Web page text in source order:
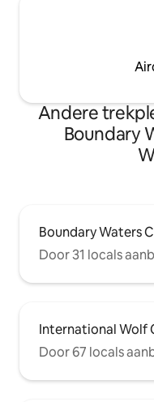
Andere
Boundary
Boundary Waters
Door 31 locals
International Wolf
Door 67 locals